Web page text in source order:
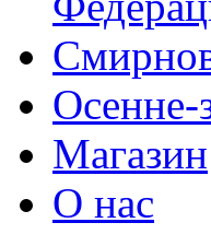
Осенне-
Магазин
О нас